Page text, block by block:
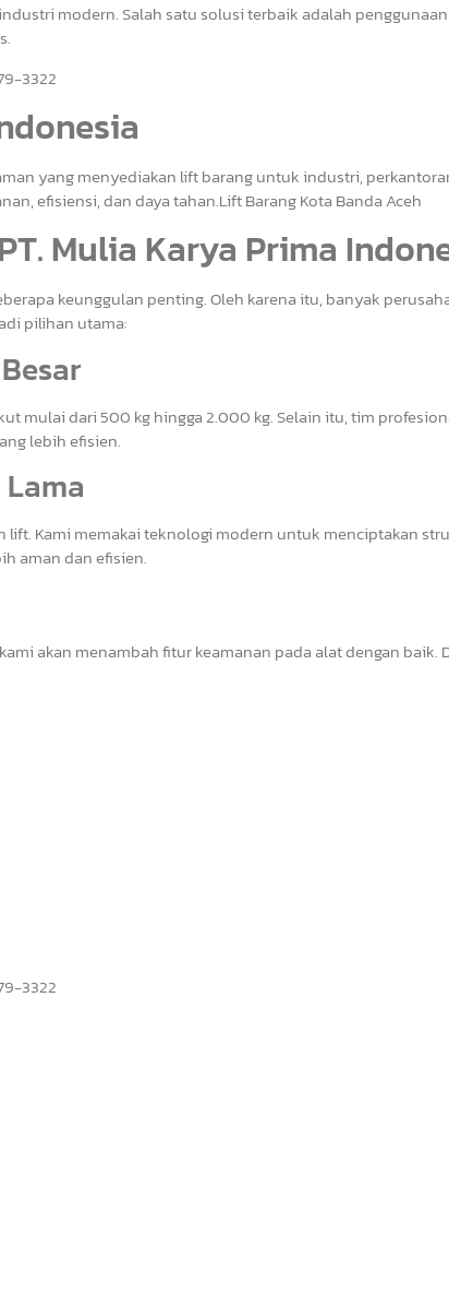
modern. Salah satu solusi terbaik adalah
3322
yang menyediakan lift barang untuk industri,
efisiensi, dan daya tahan.Lift Barang Kota Banda Aceh
Mulia Karya Prima
keunggulan penting. Oleh karena itu, banyak
pilihan utama:
mulai dari 500 kg hingga 2.000 kg. Selain itu, tim
lebih efisien.
Kami memakai teknologi modern untuk menciptakan
aman dan efisien.
akan menambah fitur keamanan pada alat dengan baik.
3322